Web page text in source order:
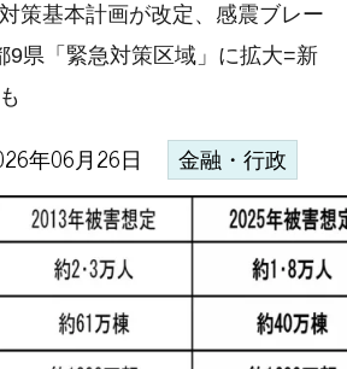
策基本計画が改定、感震ブレー
9県「緊急対策区域」に拡大=新
年06月26日 金融・行政